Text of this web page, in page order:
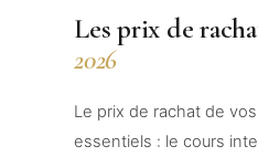
Les prix de
2026
Le prix de rachat de
essentiels : le cours